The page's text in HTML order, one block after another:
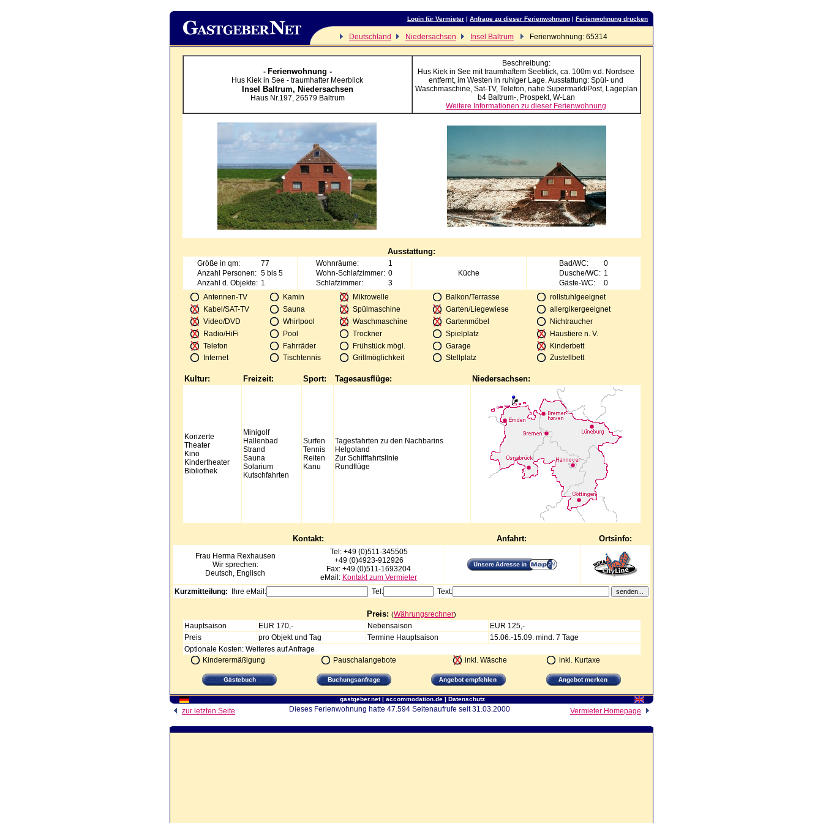
Login für Vermieter | Anfrage zu dieser Ferienwohnung | Ferienwohnung drucken
Deutschland Niedersachsen Insel Baltrum Ferienwohnung: 65314
- Ferienwohnung -
Hus Kiek in See - traumhafter Meerblick
Insel Baltrum, Niedersachsen
Haus Nr.197, 26579 Baltrum
Beschreibung:
Hus Kiek in See mit traumhaftem Seeblick, ca. 100m v.d. Nordsee
entfernt, im Westen in ruhiger Lage. Ausstattung: Spül- und
Waschmaschine, Sat-TV, Telefon, nahe Supermarkt/Post, Lageplan
b4 Baltrum-, Prospekt, W-Lan
Weitere Informationen zu dieser Ferienwohnung
Ausstattung:
Größe in qm:
77
Anzahl Personen: 5 bis 5
Anzahl d. Objekte: 1
Wohnräume:
1
Wohn-Schlafzimmer: 0
Schlafzimmer:
3
Küche
Bad/WC:
0
Dusche/WC: 1
Gäste-WC:
0
Antennen-TV
Kamin Mikrowelle Balkon/Terrasse
rollstuhlgeeignet
Kabel/SAT-TV
Sauna Spülmaschine Garten/Liegewiese
allergikergeeignet
Video/DVD
Whirlpool Waschmaschine Gartenmöbel
Nichtraucher
Radio/HiFi
Pool Trockner Spielplatz
Haustiere n. V.
Telefon
Fahrräder Frühstück mögl. Garage
Kinderbett
Internet
Tischtennis Grillmöglichkeit Stellplatz Zustellbett
Kultur: Freizeit: Sport: Tagesausflüge: Niedersachsen:
Konzerte
Theater
Kino
Kindertheater
Bibliothek
Minigolf
Hallenbad
Strand
Sauna
Solarium
Kutschfahrten
Surfen
Tennis
Reiten
Kanu
Tagesfahrten zu den Nachbarins
Helgoland
Zur Schifffahrtslinie
Rundflüge
Kontakt: Anfahrt: Ortsinfo:
Frau Herma Rexhausen
Wir sprechen:
Deutsch, Englisch
Tel: +49 (0)511-345505
+49 (0)4923-912926
Fax: +49 (0)511-1693204
eMail: Kontakt zum Vermieter
Kurzmitteilung: Ihre eMail: Tel: Text:
Preis: (Währungsrechner)
Hauptsaison EUR 170,- Nebensaison
EUR 125,-
Preis
pro Objekt und Tag Termine Hauptsaison
15.06.-15.09. mind. 7 Tage
Optionale Kosten: Weiteres auf Anfrage
Kinderermäßigung
Pauschalangebote inkl. Wäsche inkl. Kurtaxe
gastgeber.net| accommodation.de| Datenschutz
zur letzten Seite Dieses Ferienwohnung hatte 47.594 Seitenaufrufe seit 31.03.2000 Vermieter Homepage